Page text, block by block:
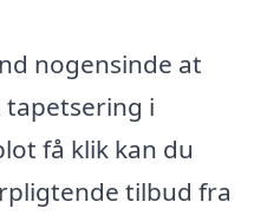
nogensinde at
i
få klik kan du
tilbud fra